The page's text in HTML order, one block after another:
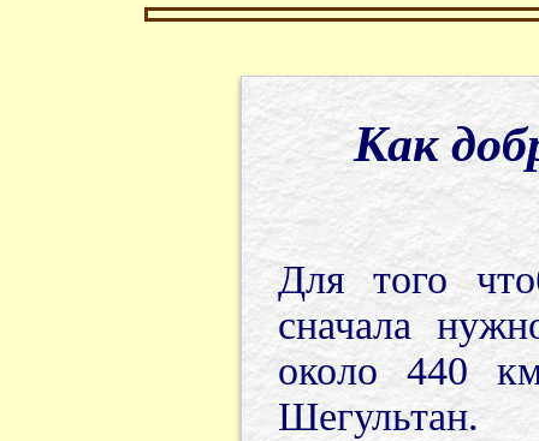
Как
Для того
сначала
около 440
Шегультан.